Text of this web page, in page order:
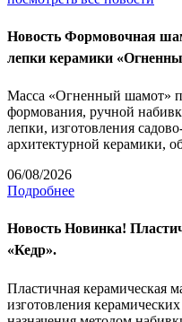
Новость Формовочная
лепки керамики
Масса «Огненный шамот»
формования, ручной
лепки, изготовления
архитектурной керамики,
06/08/2026
Подробнее
Новость Новинка!
«Кедр».
Пластичная керамическая
изготовления